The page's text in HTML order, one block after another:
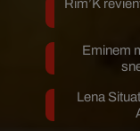
Rim’K
Eminem
Lena